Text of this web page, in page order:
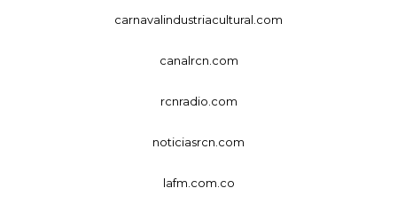
carnavalindustriacultural.com
canalrcn.com
rcnradio.com
noticiasrcn.com
lafm.com.co